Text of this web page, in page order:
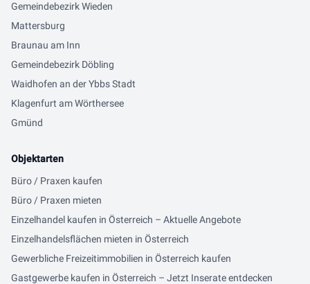
Gemeindebezirk Wieden
Mattersburg
Braunau am Inn
Gemeindebezirk Döbling
Waidhofen an der Ybbs Stadt
Klagenfurt am Wörthersee
Gmünd
Objektarten
Büro / Praxen kaufen
Büro / Praxen mieten
Einzelhandel kaufen in Österreich – Aktuelle Angebote
Einzelhandelsflächen mieten in Österreich
Gewerbliche Freizeitimmobilien in Österreich kaufen
Gastgewerbe kaufen in Österreich – Jetzt Inserate entdecken